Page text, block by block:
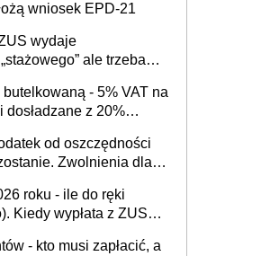
gospodarczej
wniosek EPD-21
wydaje
ale trzeba
Jak odebrać - 5% VAT na
z 20%
wodę a nie
od oszczędności
Zwolnienia dla
od rodzaju aktywów
akcje, fundusze
roku - ile do ręki
Kiedy wypłata z ZUS?
- kto musi zapłacić, a